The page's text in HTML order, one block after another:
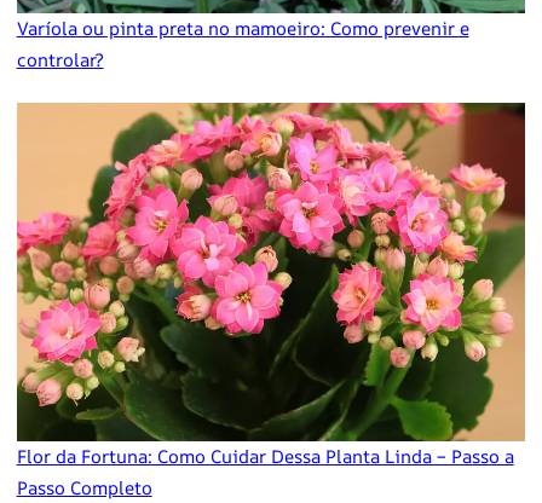
Varíola ou pinta preta no mamoeiro: Como prevenir e
controlar?
Flor da Fortuna: Como Cuidar Dessa Planta Linda – Passo a
Passo Completo